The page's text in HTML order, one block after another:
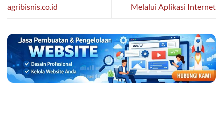
agribisnis.co.id
Melalui Aplikasi Internet